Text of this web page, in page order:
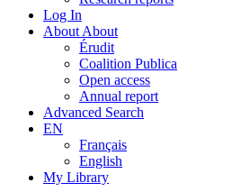
Log In
About About
Érudit
Coalition Publica
Open access
Annual report
Advanced Search
EN
Français
English
My Library